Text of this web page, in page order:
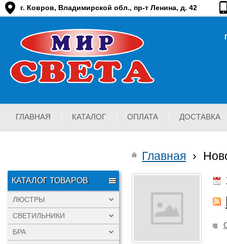
г. Ковров, Владимирской обл., пр-т Ленина, д. 42
ГЛАВНАЯ КАТАЛОГ ОПЛАТА ДОСТАВКА
КАТАЛОГ ТОВАРОВ
ЛЮСТРЫ
СВЕТИЛЬНИКИ
БРА
Главная ›